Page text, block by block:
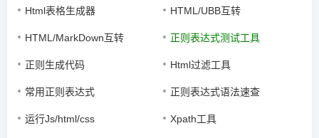
Html表格生成器 HTML/UBB互转
HTML/MarkDown互转 正则表达式测试工具
正则生成代码 Html过滤工具
常用正则表达式 正则表达式语法速查
运行Js/html/css Xpath工具